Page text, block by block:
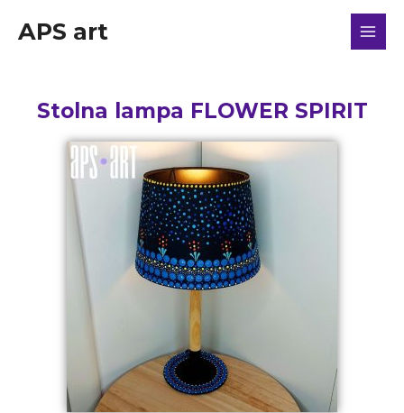
APS art
Stolna lampa FLOWER SPIRIT